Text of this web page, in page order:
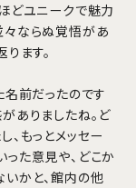
どユニークで魅力
々ならぬ覚悟があ
ます。
名前だったのです
ありましたね。ど
もっとメッセー
た意見や、どこか
かと、館内の他